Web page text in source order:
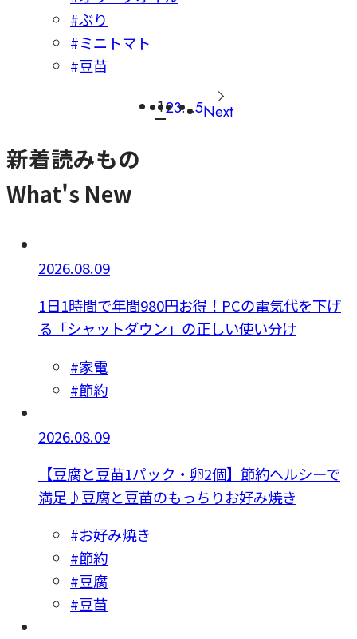
#ぶり
#ミニトマト
#豆苗
123…5Next
新着読みもの
What's New
2026.08.09
1日1時間で年間980円お得！PCの電気代を下げ
る「シャットダウン」の正しい使い分け
#家電
#節約
2026.08.09
【豆腐と豆苗1パック・卵2個】節約ヘルシーで
満足♪豆腐と豆苗のもっちりお好み焼き
#お好み焼き
#節約
#豆腐
#豆苗